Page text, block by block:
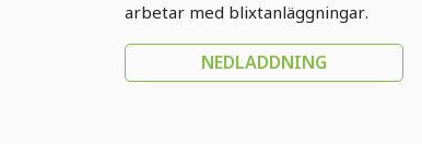
arbetar med blixtanläggningar.
NEDLADDNING